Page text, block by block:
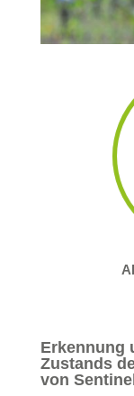
Erkennung
Zustands
von